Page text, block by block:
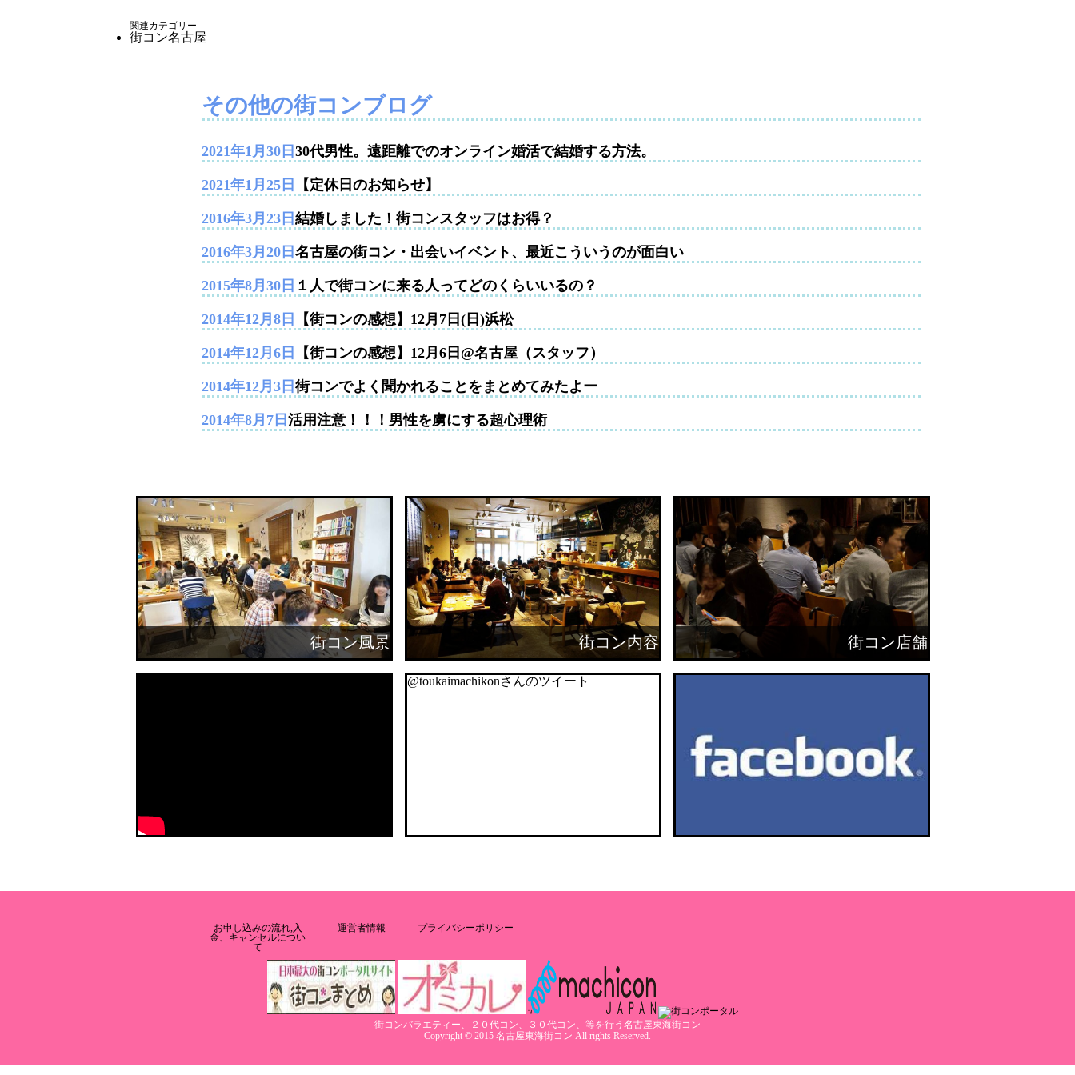
関連カテゴリー
街コン名古屋
その他の街コンブログ
2021年1月30日 30代男性。遠距離でのオンライン婚活で結婚する方法。
2021年1月25日 【定休日のお知らせ】
2016年3月23日 結婚しました！街コンスタッフはお得？
2016年3月20日 名古屋の街コン・出会いイベント、最近こういうのが面白い
2015年8月30日 １人で街コンに来る人ってどのくらいいるの？
2014年12月8日 【街コンの感想】12月7日(日)浜松
2014年12月6日 【街コンの感想】12月6日@名古屋（スタッフ）
2014年12月3日 街コンでよく聞かれることをまとめてみたよー
2014年8月7日 活用注意！！！男性を虜にする超心理術
街コン風景 街コン内容 街コン店舗
@toukaimachikonさんのツイート
お申し込みの流れ,入
金、キャンセルについ
て
運営者情報 プライバシーポリシー
街コンバラエティー、２０代コン、３０代コン、等を行う名古屋東海街コン
Copyright © 2015 名古屋東海街コン All rights Reserved.